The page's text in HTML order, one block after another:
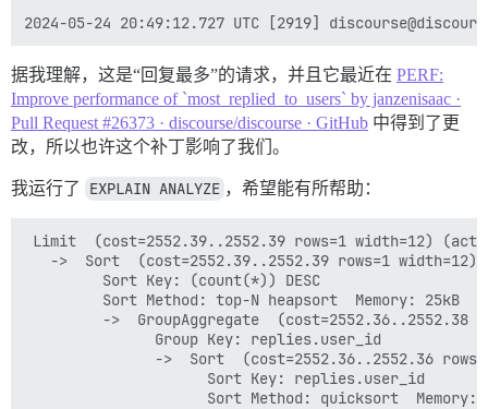
据我理解，这是“回复最多”的请求，并且它最近在 PERF:
Improve performance of `most_replied_to_users` by janzenisaac ·
Pull Request #26373 · discourse/discourse · GitHub 中得到了更
改，所以也许这个补丁影响了我们。
我运行了 EXPLAIN ANALYZE ，希望能有所帮助：
Limit  (cost=2552.39..2552.39 rows=1 width=12)
->  Sort  (cost=2552.39..2552.39 rows=1
         Sort Key: (count(*)) DESC
         Sort Method: top-N heapsort  Memory: 25kB
->  GroupAggregate  (cost=2552.36..2552.38
               Group Key: replies.user_id
->  Sort  (cost=2552.36..2552.36
                     Sort Key: replies.user_id
Sort Method: quicksort  Memory: